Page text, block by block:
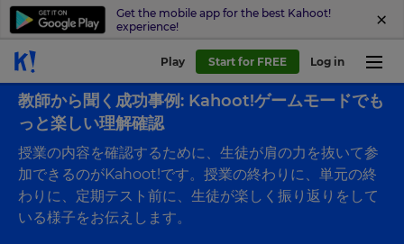
Get the mobile app for the best Kahoot!
experience!
Play Start for FREE Log in
教師から聞く成功事例: Kahoot!ゲームモードでも
っと楽しい理解確認
授業の内容を確認するために、生徒が肩の力を抜いて参
加できるのがKahoot!です。授業の終わりに、単元の終
わりに、定期テスト前に、生徒が楽しく振り返りをして
いる様子をお伝えします。